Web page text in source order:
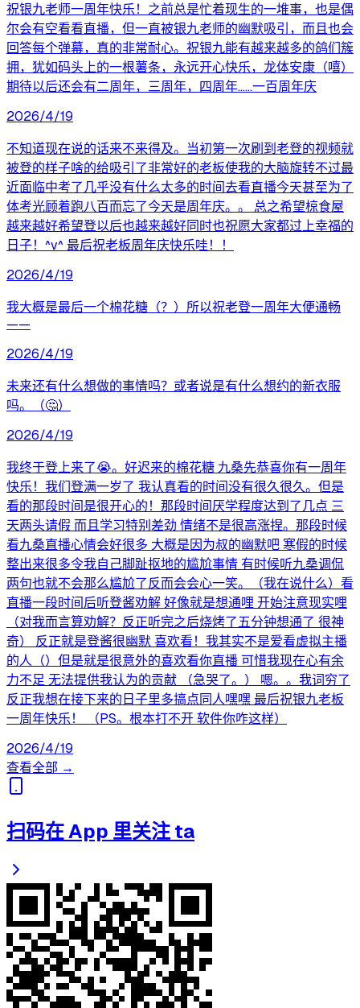
祝银九老师一周年快乐！之前总是忙着现生的一堆事，也是偶
尔会有空看看直播，但一直被银九老师的幽默吸引，而且也会
回答每个弹幕，真的非常耐心。祝银九能有越来越多的鸽们簇
拥，犹如码头上的一根薯条，永远开心快乐，龙体安康（嘻）
期待以后还会有二周年，三周年，四周年……一百周年庆
2026/4/19
不知道现在说的话来不来得及。当初第一次刷到老登的视频就
被登的样子啥的给吸引了非常好的老板使我的大脑旋转不过最
近面临中考了几乎没有什么太多的时间去看直播今天甚至为了
体考光顾着跑八百而忘了今天是周年庆。。 总之希望椋食屋
越来越好希望登以后也越来越好同时也祝愿大家都过上幸福的
日子！^v^ 最后祝老板周年庆快乐哇！！
2026/4/19
我大概是最后一个棉花糖（？）所以祝老登一周年大便通畅
——
2026/4/19
未来还有什么想做的事情吗？或者说是有什么想约的新衣服
吗。（🤔）
2026/4/19
我终于登上来了😭。好迟来的棉花糖 九桑先恭喜你有一周年
快乐！我们登满一岁了 我认真看的时间没有很久很久。但是
看的那段时间是很开心的！那段时间厌学程度达到了几点 三
天两头请假 而且学习特别差劲 情绪不是很高涨捏。那段时候
看九桑直播心情会好很多 大概是因为叔的幽默吧 寒假的时候
整出来很多令我自己脚趾抠地的尴尬事情 有时候听九桑调侃
两句也就不会那么尴尬了反而会会心一笑。（我在说什么）看
直播一段时间后听登酱劝解 好像就是想通哩 开始注意现实哩
（对我而言算劝解？反正听完之后烧烤了五分钟想通了 很神
奇） 反正就是登酱很幽默 喜欢看！我其实不是爱看虚拟主播
的人（）但是就是很意外的喜欢看你直播 可惜我现在心有余
力不足 无法提供我认为的贡献 （急哭了。） 嗯。。我词穷了
反正我想在接下来的日子里多搞点同人嘿嘿 最后祝银九老板
一周年快乐！ （PS。根本打不开 软件你咋这样）
2026/4/19
查看全部 →
扫码在 App 里关注 ta